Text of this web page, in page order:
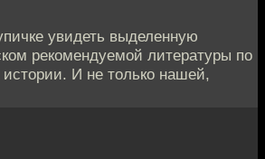
увидеть выделенную
рекомендуемой литературы по
И не только нашей,